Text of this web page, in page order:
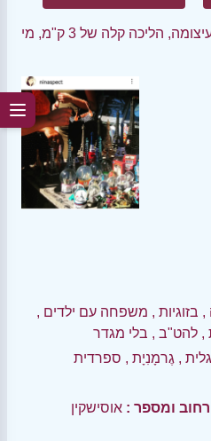
הפריחה בעיצומה, הליכה קלה של 3 ק"מ, מי
, בזוגיות , משפחה עם ילדים ,
, להט"ב , בלי מגדר
, גֶרמָנִיָת , ספרדית
ומספר :